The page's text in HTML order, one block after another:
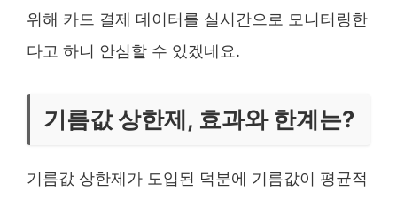
위해 카드 결제 데이터를 실시간으로 모니터링한
다고 하니 안심할 수 있겠네요.
기름값 상한제, 효과와 한계는?
기름값 상한제가 도입된 덕분에 기름값이 평균적